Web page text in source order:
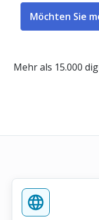
Möchten Sie
Mehr als 15.000